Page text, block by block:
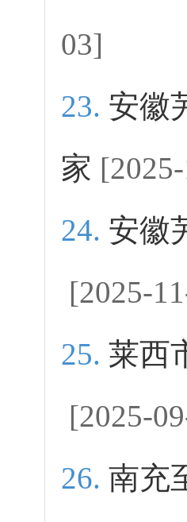
03]
安徽
家
安徽
[2025-
莱西
[2025-
南充